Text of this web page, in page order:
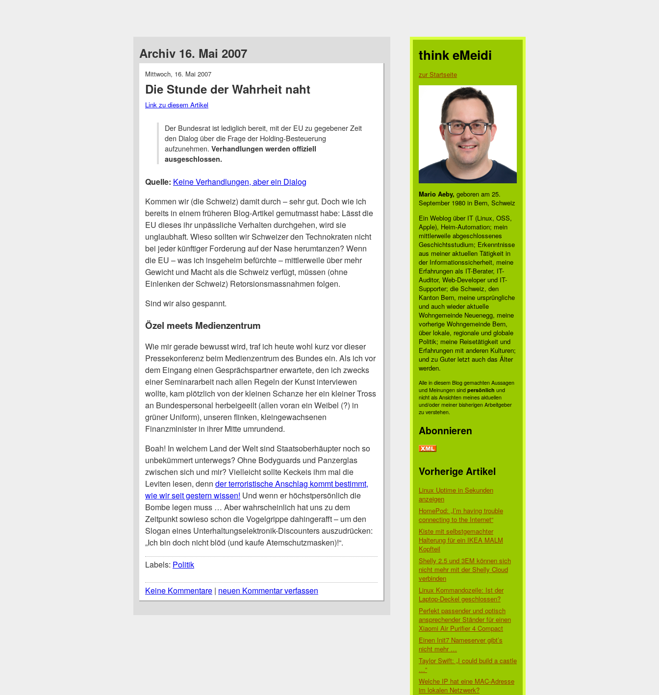
Archiv 16. Mai 2007
Mittwoch, 16. Mai 2007
Die Stunde der Wahrheit naht
Link zu diesem Artikel
Der Bundesrat ist lediglich bereit, mit der EU zu gegebener Zeit
den Dialog über die Frage der Holding-Besteuerung
aufzunehmen. Verhandlungen werden offiziell
ausgeschlossen.
Quelle: Keine Verhandlungen, aber ein Dialog
Kommen wir (die Schweiz) damit durch – sehr gut. Doch wie ich
bereits in einem früheren Blog-Artikel gemutmasst habe: Lässt die
EU dieses ihr unpässliche Verhalten durchgehen, wird sie
unglaubhaft. Wieso sollten wir Schweizer den Technokraten nicht
bei jeder künftiger Forderung auf der Nase herumtanzen? Wenn
die EU – was ich insgeheim befürchte – mittlerweile über mehr
Gewicht und Macht als die Schweiz verfügt, müssen (ohne
Einlenken der Schweiz) Retorsionsmassnahmen folgen.
Sind wir also gespannt.
Özel meets Medienzentrum
Wie mir gerade bewusst wird, traf ich heute wohl kurz vor dieser
Pressekonferenz beim Medienzentrum des Bundes ein. Als ich vor
dem Eingang einen Gesprächspartner erwartete, den ich zwecks
einer Seminararbeit nach allen Regeln der Kunst interviewen
wollte, kam plötzlich von der kleinen Schanze her ein kleiner Tross
an Bundespersonal herbeigeeilt (allen voran ein Weibel (?) in
grüner Uniform), unseren flinken, kleingewachsenen
Finanzminister in ihrer Mitte umrundend.
Boah! In welchem Land der Welt sind Staatsoberhäupter noch so
unbekümmert unterwegs? Ohne Bodyguards und Panzerglas
zwischen sich und mir? Vielleicht sollte Keckeis ihm mal die
Leviten lesen, denn der terroristische Anschlag kommt bestimmt,
wie wir seit gestern wissen! Und wenn er höchstpersönlich die
Bombe legen muss … Aber wahrscheinlich hat uns zu dem
Zeitpunkt sowieso schon die Vogelgrippe dahingerafft – um den
Slogan eines Unterhaltungselektronik-Discounters auszudrücken:
„Ich bin doch nicht blöd (und kaufe Atemschutzmasken)!“.
Labels: Politik
Keine Kommentare | neuen Kommentar verfassen
think eMeidi
zur Startseite
Mario Aeby, geboren am 25.
September 1980 in Bern, Schweiz
Ein Weblog über IT (Linux, OSS,
Apple), Heim-Automation; mein
mittlerweile abgeschlossenes
Geschichtsstudium; Erkenntnisse
aus meiner aktuellen Tätigkeit in
der Informationssicherheit, meine
Erfahrungen als IT-Berater, IT-
Auditor, Web-Developer und IT-
Supporter; die Schweiz, den
Kanton Bern, meine ursprüngliche
und auch wieder aktuelle
Wohngemeinde Neuenegg, meine
vorherige Wohngemeinde Bern,
über lokale, regionale und globale
Politik; meine Reisetätigkeit und
Erfahrungen mit anderen Kulturen;
und zu Guter letzt auch das Älter
werden.
Alle in diesem Blog gemachten Aussagen
und Meinungen sind persönlich und
nicht als Ansichten meines aktuellen
und/oder meiner bisherigen Arbeitgeber
zu verstehen.
Abonnieren
Vorherige Artikel
Linux Uptime in Sekunden
anzeigen
HomePod: „I’m having trouble
connecting to the Internet“
Kiste mit selbstgemachter
Halterung für ein IKEA MALM
Kopfteil
Shelly 2.5 und 3EM können sich
nicht mehr mit der Shelly Cloud
verbinden
Linux Kommandozeile: Ist der
Laptop-Deckel geschlossen?
Perfekt passender und optisch
ansprechender Ständer für einen
Xiaomi Air Purifier 4 Compact
Einen Init7 Nameserver gibt’s
nicht mehr …
Taylor Swift: „I could build a castle
…“
Welche IP hat eine MAC-Adresse
im lokalen Netzwerk?